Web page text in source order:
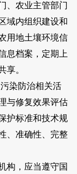
农业主管部门
域内组织建设和
用地土壤环境信
息档案，定期上
享。
染防治相关活
与修复效果评估
护标准和技术规
、准确性、完整
，应当遵守国